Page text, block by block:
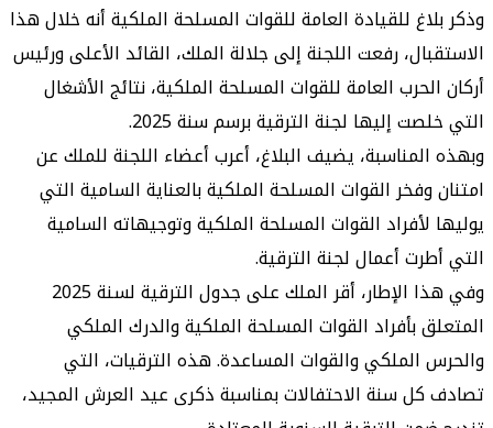
للقيادة العامة للقوات المسلحة الملكية أنه خلال هذا
رفعت اللجنة إلى جلالة الملك، القائد الأعلى ورئيس
العامة للقوات المسلحة الملكية، نتائج الأشغال
إليها لجنة الترقية برسم سنة 2025.
يضيف البلاغ، أعرب أعضاء اللجنة للملك عن
القوات المسلحة الملكية بالعناية السامية التي
القوات المسلحة الملكية وتوجيهاته السامية
أعمال لجنة الترقية.
وفي هذا الإطار، أقر الملك على جدول الترقية لسنة 2025
بأفراد القوات المسلحة الملكية والدرك الملكي
والقوات المساعدة. هذه الترقيات، التي
سنة الاحتفالات بمناسبة ذكرى عيد العرش المجيد،